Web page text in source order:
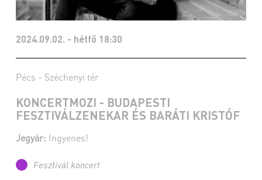
2024.09.02. - hétfő 18:30
Pécs - Széchenyi tér
KONCERTMOZI - BUDAPESTI
FESZTIVÁLZENEKAR ÉS BARÁTI KRISTÓF
Jegyár: Ingyenes!
Fesztivál koncert